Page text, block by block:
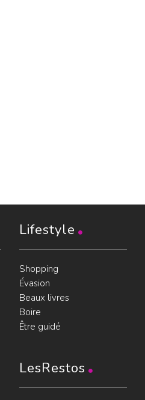
Lifestyle
Shopping
Évasion
Beaux livres
Boire
Être guidé
LesRestos